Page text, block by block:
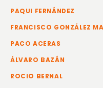
PAQUI FERNÁNDEZ
FRANCISCO GONZÁLEZ
PACO ACERAS
ÁLVARO BAZÁN
ROCIO BERNAL